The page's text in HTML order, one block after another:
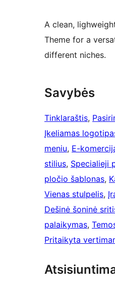
A clean,
Theme for a
different niches.
Savybės
Tinklaraštis,
Įkeliamas
meniu, E-
stilius, Specialieji
pločio šablonas,
Vienas stulpelis,
Dešinė šoninė
palaikymas,
Pritaikyta